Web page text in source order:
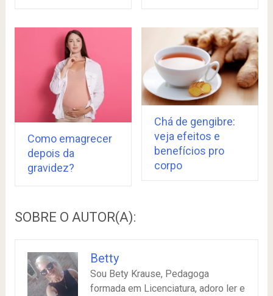
Como emagrecer
depois da
gravidez?
Chá de gengibre:
veja efeitos e
benefícios pro
corpo
SOBRE O AUTOR(A):
Betty
Sou Bety Krause, Pedagoga
formada em Licenciatura, adoro ler e